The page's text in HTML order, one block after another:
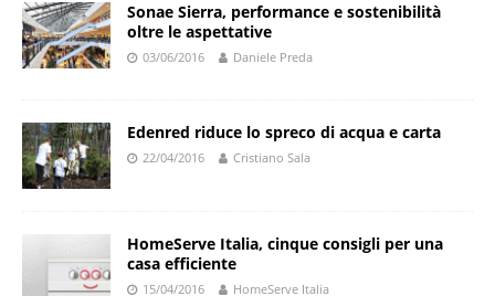
Sonae Sierra, performance e sostenibilità
oltre le aspettative
03/06/2016 Daniele Preda
Edenred riduce lo spreco di acqua e carta
22/04/2016 Cristiano Sala
HomeServe Italia, cinque consigli per una
casa efficiente
15/04/2016 HomeServe Italia